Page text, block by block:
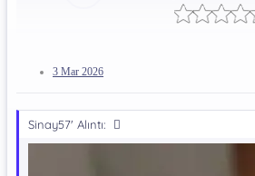
3 Mar 2026
Sinay57' Alıntı: